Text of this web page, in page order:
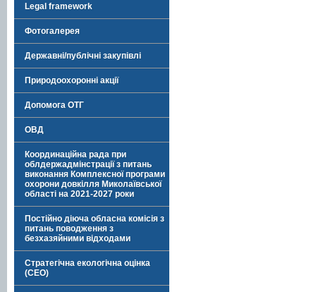
Legal framework
Фотогалерея
Державні/публічні закупівлі
Природоохоронні акції
Допомога ОТГ
ОВД
Координаційна рада при
облдержадмінстрації з питань
виконання Комплексної програми
охорони довкілля Миколаївської
області на 2021-2027 роки
Постійно діюча обласна комісія з
питань поводження з
безхазяйними відходами
Стратегічна екологічна оцінка
(СЕО)